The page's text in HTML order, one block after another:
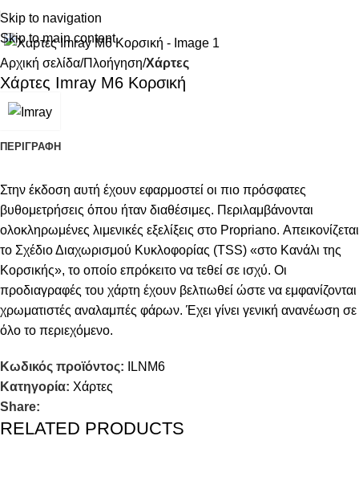
Skip to navigation
Skip to main content
Κάντε κλικ για μεγέθυνση
Αρχική σελίδα Πλοήγηση Χάρτες
Χάρτες Imray M6 Κορσική
ΠΕΡΙΓΡΑΦΉ
Στην έκδοση αυτή έχουν εφαρμοστεί οι πιο πρόσφατες
βυθομετρήσεις όπου ήταν διαθέσιμες. Περιλαμβάνονται
ολοκληρωμένες λιμενικές εξελίξεις στο Propriano. Απεικονίζεται
το Σχέδιο Διαχωρισμού Κυκλοφορίας (TSS) «στο Κανάλι της
Κορσικής», το οποίο επρόκειτο να τεθεί σε ισχύ. Οι
προδιαγραφές του χάρτη έχουν βελτιωθεί ώστε να εμφανίζονται
χρωματιστές αναλαμπές φάρων. Έχει γίνει γενική ανανέωση σε
όλο το περιεχόμενο.
Κωδικός προϊόντος:
ILNM6
Κατηγορία: Χάρτες
Share:
RELATED PRODUCTS